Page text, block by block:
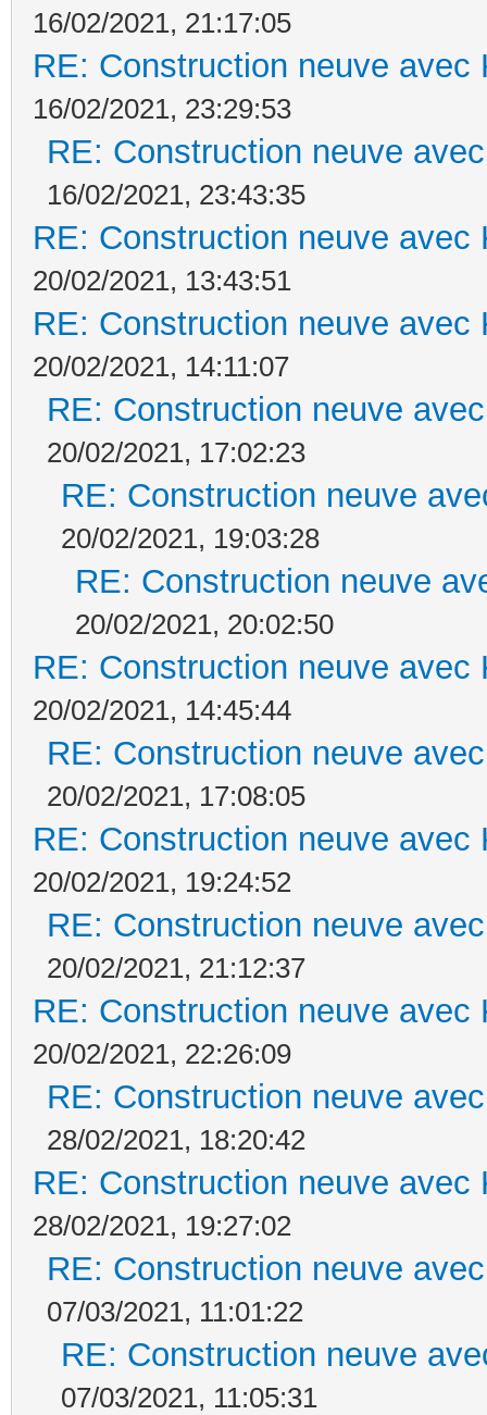
16/02/2021, 21:17:05
RE: Construction neuve avec
16/02/2021, 23:29:53
RE: Construction neuve
16/02/2021, 23:43:35
RE: Construction neuve avec
20/02/2021, 13:43:51
RE: Construction neuve avec
20/02/2021, 14:11:07
RE: Construction neuve
20/02/2021, 17:02:23
RE: Construction neuve
20/02/2021, 19:03:28
RE: Construction neuve
20/02/2021, 20:02:50
RE: Construction neuve avec
20/02/2021, 14:45:44
RE: Construction neuve
20/02/2021, 17:08:05
RE: Construction neuve avec
20/02/2021, 19:24:52
RE: Construction neuve
20/02/2021, 21:12:37
RE: Construction neuve avec
20/02/2021, 22:26:09
RE: Construction neuve
28/02/2021, 18:20:42
RE: Construction neuve avec
28/02/2021, 19:27:02
RE: Construction neuve
07/03/2021, 11:01:22
RE: Construction neuve
07/03/2021, 11:05:31